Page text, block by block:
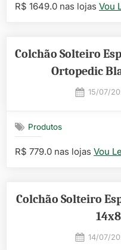
R$ 1649.0 nas lojas Vou
Colchão Solteiro
Ortopedic
Posted
15/07/
Produtos
R$ 779.0 nas lojas Vou
Colchão Solteiro
Posted
14/07/